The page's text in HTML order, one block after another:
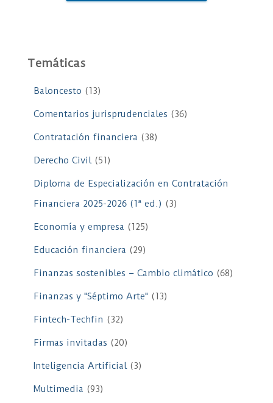
Temáticas
Baloncesto (13)
Comentarios jurisprudenciales (36)
Contratación financiera (38)
Derecho Civil(51)
Diploma de Especialización en Contratación
Financiera 2025-2026 (1ª ed.) (3)
Economía y empresa (125)
Educación financiera (29)
Finanzas sostenibles – Cambio climático (68)
Finanzas y "Séptimo Arte" (13)
Fintech-Techfin (32)
Firmas invitadas (20)
Inteligencia Artificial(3)
Multimedia (93)